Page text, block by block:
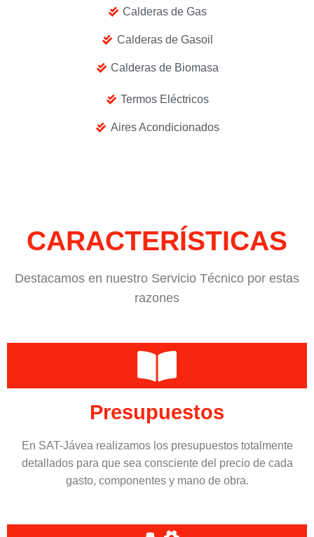
Calderas de Gas
Calderas de Gasoil
Calderas de Biomasa
Termos Eléctricos
Aires Acondicionados
CARACTERÍSTICAS
Destacamos en nuestro Servicio Técnico por estas
razones
Presupuestos
En SAT-Jávea realizamos los presupuestos totalmente
detallados para que sea consciente del precio de cada
gasto, componentes y mano de obra.